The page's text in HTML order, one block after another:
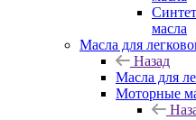
масла
Масла для
Назад
Масла для
Моторные